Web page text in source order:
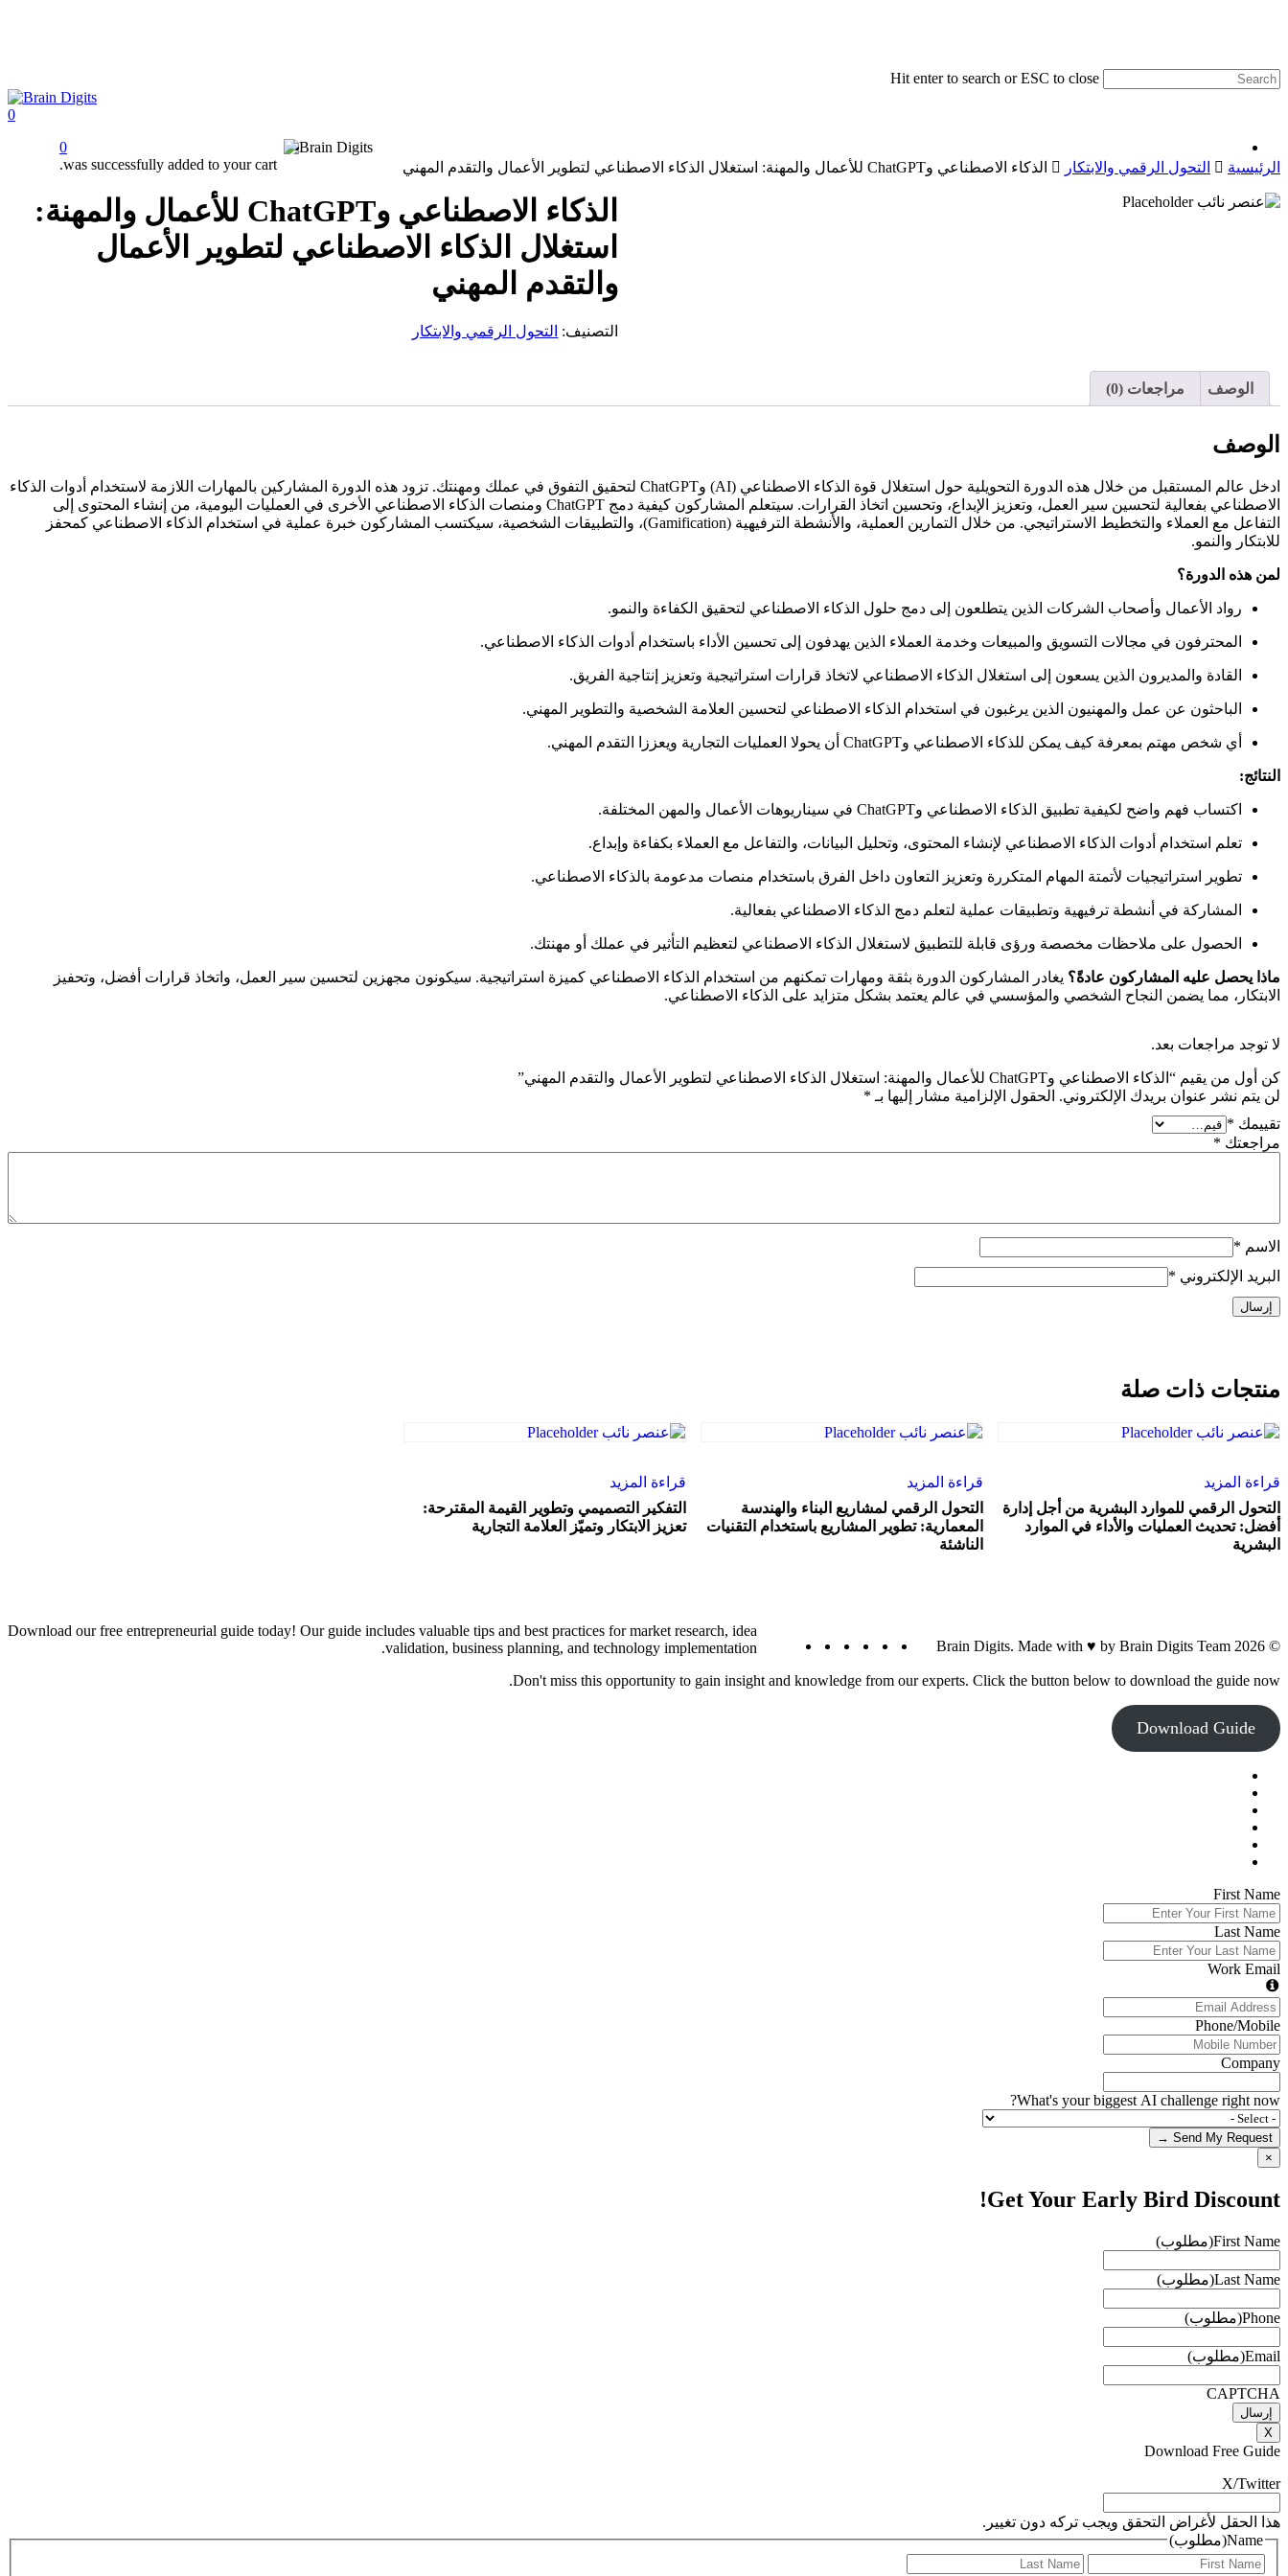
content
Hit enter to search or ESC to close
Close
Search
0
0
was successfully added to your cart.
الرئيسية
التحول الرقمي والابتكار الذكاء الاصطناعي وChatGPT للأعمال والمهنة: استغلال الذكاء الاصطناعي لتطوير الأعمال والتقدم المهني
الذكاء الاصطناعي وChatGPT للأعمال والمهنة:
استغلال الذكاء الاصطناعي لتطوير الأعمال
والتقدم المهني
التصنيف: التحول الرقمي والابتكار
الوصف مراجعات (0)
الوصف
ادخل عالم المستقبل من خلال هذه الدورة التحويلية حول استغلال قوة الذكاء الاصطناعي (AI) وChatGPT لتحقيق التفوق في عملك ومهنتك. تزود هذه الدورة المشاركين بالمهارات اللازمة لاستخدام أدوات الذكاء
الاصطناعي بفعالية لتحسين سير العمل، وتعزيز الإبداع، وتحسين اتخاذ القرارات. سيتعلم المشاركون كيفية دمج ChatGPT ومنصات الذكاء الاصطناعي الأخرى في العمليات اليومية، من إنشاء المحتوى إلى
التفاعل مع العملاء والتخطيط الاستراتيجي. من خلال التمارين العملية، والأنشطة الترفيهية (Gamification)، والتطبيقات الشخصية، سيكتسب المشاركون خبرة عملية في استخدام الذكاء الاصطناعي كمحفز
للابتكار والنمو.
لمن هذه الدورة؟
رواد الأعمال وأصحاب الشركات الذين يتطلعون إلى دمج حلول الذكاء الاصطناعي لتحقيق الكفاءة والنمو.
المحترفون في مجالات التسويق والمبيعات وخدمة العملاء الذين يهدفون إلى تحسين الأداء باستخدام أدوات الذكاء الاصطناعي.
القادة والمديرون الذين يسعون إلى استغلال الذكاء الاصطناعي لاتخاذ قرارات استراتيجية وتعزيز إنتاجية الفريق.
الباحثون عن عمل والمهنيون الذين يرغبون في استخدام الذكاء الاصطناعي لتحسين العلامة الشخصية والتطوير المهني.
أي شخص مهتم بمعرفة كيف يمكن للذكاء الاصطناعي وChatGPT أن يحولا العمليات التجارية ويعززا التقدم المهني.
النتائج:
اكتساب فهم واضح لكيفية تطبيق الذكاء الاصطناعي وChatGPT في سيناريوهات الأعمال والمهن المختلفة.
تعلم استخدام أدوات الذكاء الاصطناعي لإنشاء المحتوى، وتحليل البيانات، والتفاعل مع العملاء بكفاءة وإبداع.
تطوير استراتيجيات لأتمتة المهام المتكررة وتعزيز التعاون داخل الفرق باستخدام منصات مدعومة بالذكاء الاصطناعي.
المشاركة في أنشطة ترفيهية وتطبيقات عملية لتعلم دمج الذكاء الاصطناعي بفعالية.
الحصول على ملاحظات مخصصة ورؤى قابلة للتطبيق لاستغلال الذكاء الاصطناعي لتعظيم التأثير في عملك أو مهنتك.
ماذا يحصل عليه المشاركون عادةً؟ يغادر المشاركون الدورة بثقة ومهارات تمكنهم من استخدام الذكاء الاصطناعي كميزة استراتيجية. سيكونون مجهزين لتحسين سير العمل، واتخاذ قرارات أفضل، وتحفيز
الابتكار، مما يضمن النجاح الشخصي والمؤسسي في عالم يعتمد بشكل متزايد على الذكاء الاصطناعي.
لا توجد مراجعات بعد.
كن أول من يقيم “الذكاء الاصطناعي وChatGPT للأعمال والمهنة: استغلال الذكاء الاصطناعي لتطوير الأعمال والتقدم المهني”
لن يتم نشر عنوان بريدك الإلكتروني. الحقول الإلزامية مشار إليها بـ *
تقييمك *
مراجعتك *
الاسم *
البريد الإلكتروني *
منتجات ذات صلة
قراءة المزيد
التحول الرقمي للموارد البشرية من أجل إدارة
أفضل: تحديث العمليات والأداء في الموارد
البشرية
قراءة المزيد
التحول الرقمي لمشاريع البناء والهندسة
المعمارية: تطوير المشاريع باستخدام التقنيات
الناشئة
قراءة المزيد
التفكير التصميمي وتطوير القيمة المقترحة:
تعزيز الابتكار وتميّز العلامة التجارية
© 2026 Brain Digits. Made with ♥ by Brain Digits Team
facebook
linkedin
instagram
whatsapp
phone
Close
Menu
Download our free entrepreneurial guide today! Our guide includes valuable tips and best practices for market research, idea
validation, business planning, and technology implementation.
Don't miss this opportunity to gain insight and knowledge from our experts. Click the button below to download the guide now.
Download Guide
First Name
Last Name
Work Email
Phone/Mobile
Company
What's your biggest AI challenge right now?
Send My Request →
×
Get Your Early Bird Discount!
First Name(مطلوب)
Last Name(مطلوب)
Phone(مطلوب)
Email(مطلوب)
CAPTCHA
X
Download Free Guide
X/Twitter
هذا الحقل لأغراض التحقق ويجب تركه دون تغيير.
Name(مطلوب)
الاول